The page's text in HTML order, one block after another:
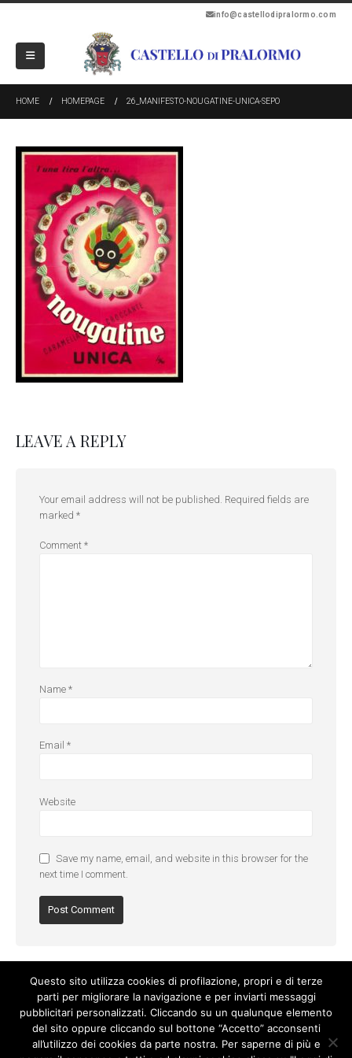
info@castellodipralormo.com
HOME HOMEPAGE 26_MANIFESTO-NOUGATINE-UNICA-SEPO
LEAVE A REPLY
Your email address will not be published. Required fields are
marked *
Comment *
Name *
Email *
Website
Save my name, email, and website in this browser for the
next time I comment.
Questo sito utilizza cookies di profilazione, propri e di terze
parti per migliorare la navigazione e per inviarti messaggi
pubblicitari personalizzati. Cliccando su un qualunque elemento
del sito oppure cliccando sul bottone “Accetto” acconsenti
all’utilizzo dei cookies da parte nostra. Per saperne di più e